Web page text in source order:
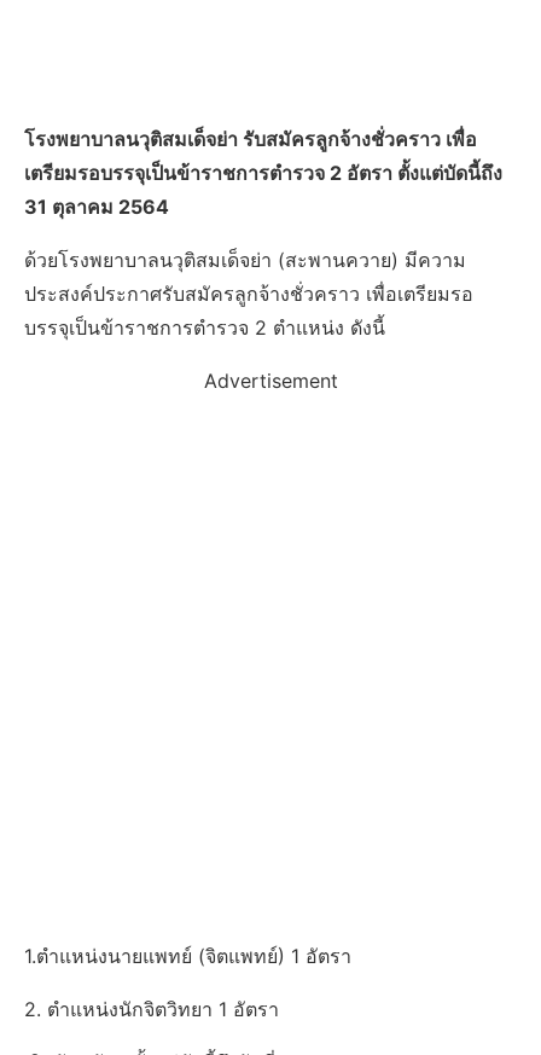
โรงพยาบาลนวุติสมเด็จย่า รับสมัครลูกจ้างชั่วคราว เพื่อ
เตรียมรอบรรจุเป็นข้าราชการตำรวจ 2 อัตรา ตั้งแต่บัดนี้ถึง
31 ตุลาคม 2564
ด้วยโรงพยาบาลนวุติสมเด็จย่า (สะพานควาย) มีความ
ประสงค์ประกาศรับสมัครลูกจ้างชั่วคราว เพื่อเตรียมรอ
บรรจุเป็นข้าราชการตำรวจ 2 ตำแหน่ง ดังนี้
Advertisement
1.ตำแหน่งนายแพทย์ (จิตแพทย์) 1 อัตรา
2. ตำแหน่งนักจิตวิทยา 1 อัตรา